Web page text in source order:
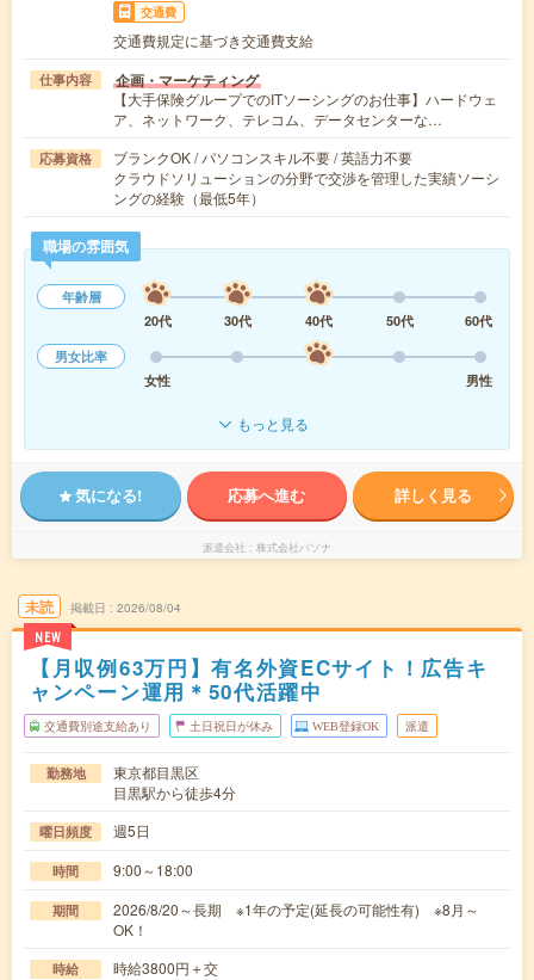
交通費
交通費規定に基づき交通費支給
仕事内容 企画・マーケティング
【大手保険グループでのITソーシングのお仕事】ハードウェ
ア、ネットワーク、テレコム、データセンターな…
応募資格
ブランクOK / パソコンスキル不要 / 英語力不要
クラウドソリューションの分野で交渉を管理した実績ソーシ
ングの経験（最低5年）
職場の雰囲気
年齢層
20代
30代 40代 50代
60代
男女比率
女性
男性
もっと見る
気になる! 応募へ進む 詳しく見る
派遣会社 株式会社パソナ
未読
NEW
掲載日 2026/08/04
【月収例63万円】有名外資ECサイト！広告キ
ャンペーン運用＊50代活躍中
交通費別途支給あり 土日祝日が休み WEB登録OK 派遣
勤務地
東京都目黒区
目黒駅から徒歩4分
曜日頻度 週5日
時間 9:00～18:00
期間
2026/8/20～長期 ※1年の予定(延長の可能性有) ※8月～
OK！
時給 時給3800円＋交